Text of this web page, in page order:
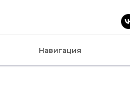
Навигация